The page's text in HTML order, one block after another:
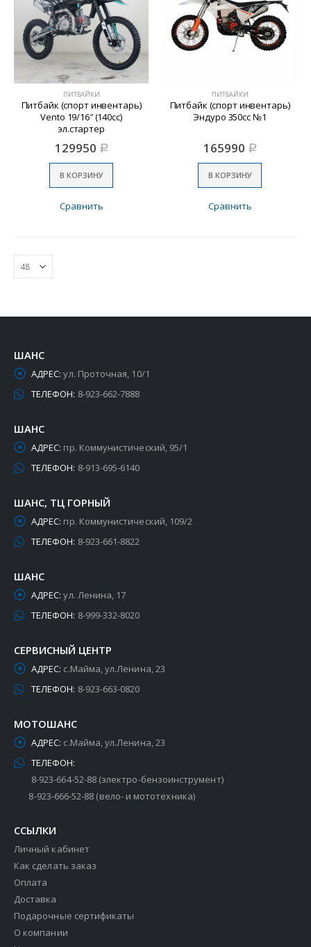
ПИТБАЙКИ
Питбайк (спорт инвентарь)
Vento 19/16″ (140сс)
эл.стартер
129950 Р
В КОРЗИНУ
Сравнить
ПИТБАЙКИ
Питбайк (спорт инвентарь)
Эндуро 350сс №1
165990 Р
В КОРЗИНУ
Сравнить
ШАНС
АДРЕС: ул. Проточная, 10/1
ТЕЛЕФОН: 8-923-662-7888
ШАНС
АДРЕС: пр. Коммунистический, 95/1
ТЕЛЕФОН: 8-913-695-6140
ШАНС, ТЦ ГОРНЫЙ
АДРЕС: пр. Коммунистический, 109/2
ТЕЛЕФОН: 8-923-661-8822
ШАНС
АДРЕС: ул. Ленина, 17
ТЕЛЕФОН: 8-999-332-8020
СЕРВИСНЫЙ ЦЕНТР
АДРЕС: с.Майма, ул.Ленина, 23
ТЕЛЕФОН: 8-923-663-0820
МОТОШАНС
АДРЕС: с.Майма, ул.Ленина, 23
ТЕЛЕФОН:
8-923-664-52-88 (электро-бензоинструмент)
8-923-666-52-88 (вело- и мототехника)
ССЫЛКИ
Личный кабинет
Как сделать заказ
Оплата
Доставка
Подарочные сертификаты
О компании